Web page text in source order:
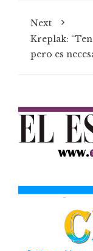
Next
Kreplak:
pero es